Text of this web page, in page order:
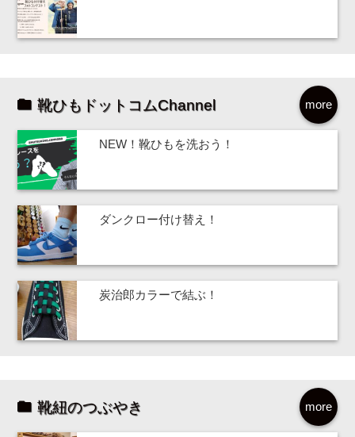
more
靴ひもドットコムChannel
NEW！靴ひもを洗おう！
ダンクロー付け替え！
炭治郎カラーで結ぶ！
more
靴紐のつぶやき